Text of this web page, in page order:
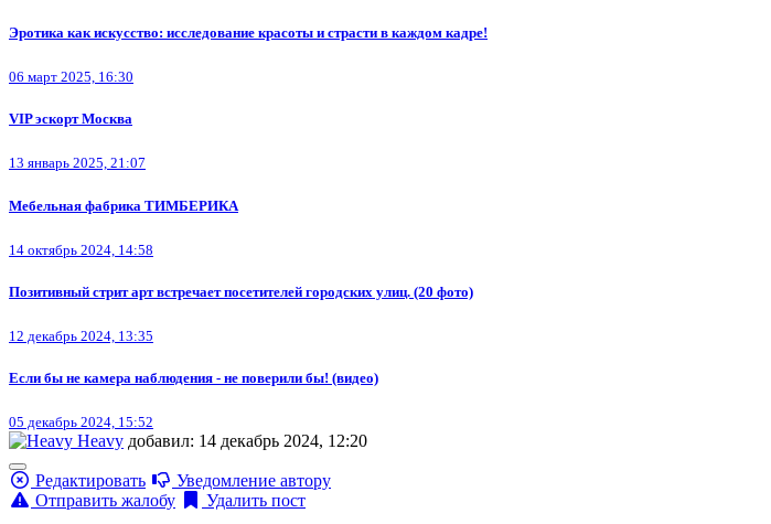
Эротика как искусство: исследование красоты и страсти в каждом кадре!
06 март 2025, 16:30
VIP эскорт Москва
13 январь 2025, 21:07
Мебельная фабрика ТИМБЕРИКА
14 октябрь 2024, 14:58
Позитивный стрит арт встречает посетителей городских улиц. (20 фото)
12 декабрь 2024, 13:35
Если бы не камера наблюдения - не поверили бы! (видео)
05 декабрь 2024, 15:52
Heavy добавил: 14 декабрь 2024, 12:20
Редактировать
Уведомление автору
Отправить жалобу
Удалить пост